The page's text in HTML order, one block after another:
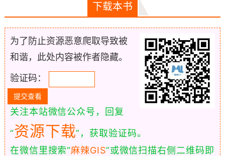
下载本书
为了防止资源恶意爬取导致被
和谐，此处内容被作者隐藏。
验证码：
关注本站微信公众号，回复
“资源下载”，获取验证码。
在微信里搜索“麻辣GIS”或微信扫描右侧二维码即